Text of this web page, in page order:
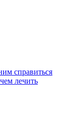
справиться
лечить